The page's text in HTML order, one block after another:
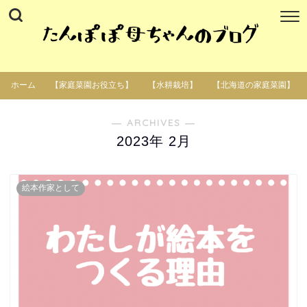
ホーム 【家庭菜園お役立ち】 【水耕栽培】 【北海道の家庭菜園】
― ARCHIVES ―
2023年 2月
絵本作家として